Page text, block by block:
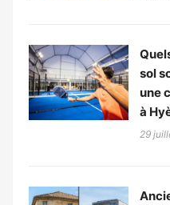
sol
une
à
29